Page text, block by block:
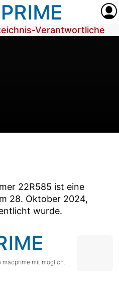
Verantwortliche
22R585 ist eine
28. Oktober 2024,
wurde.
mit möglich.